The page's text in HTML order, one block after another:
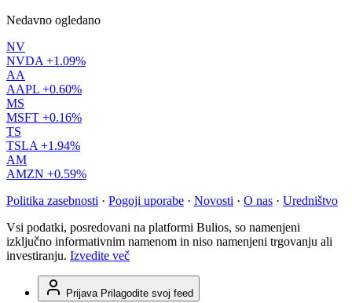
Nedavno ogledano
NV
NVDA +1.09%
AA
AAPL +0.60%
MS
MSFT +0.16%
TS
TSLA +1.94%
AM
AMZN +0.59%
Politika zasebnosti · Pogoji uporabe · Novosti · O nas · Uredništvo
Vsi podatki, posredovani na platformi Bulios, so namenjeni
izključno informativnim namenom in niso namenjeni trgovanju ali
investiranju. Izvedite več
Prijava Prilagodite svoj feed